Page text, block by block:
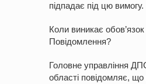
підпадає під цю вимогу.
Коли виникає
Повідомлення?
Головне управління
області повідомляє, що